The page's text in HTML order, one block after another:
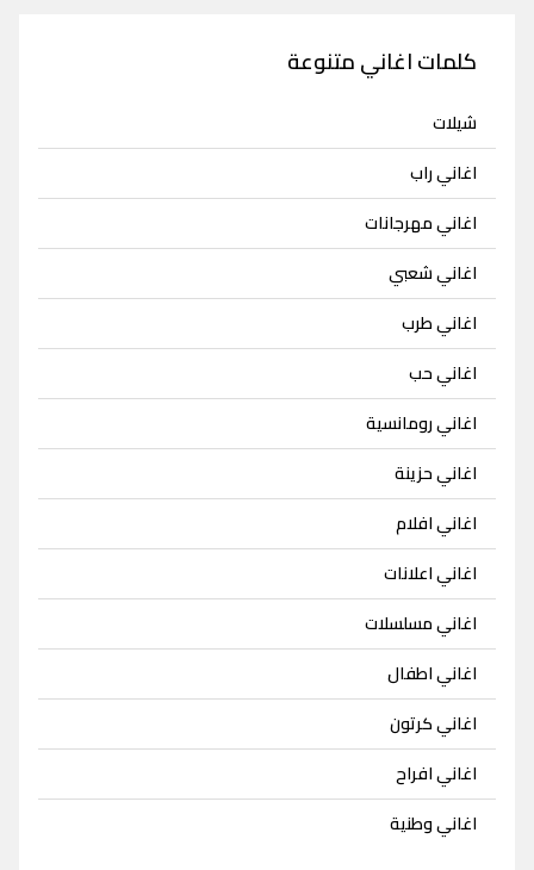
كلمات اغاني متنوعة
شيلات
اغاني راب
اغاني مهرجانات
اغاني شعبي
اغاني طرب
اغاني حب
اغاني رومانسية
اغاني حزينة
اغاني افلام
اغاني اعلانات
اغاني مسلسلات
اغاني اطفال
اغاني كرتون
اغاني افراح
اغاني وطنية